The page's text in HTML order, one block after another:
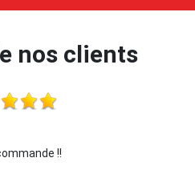
nos clients
entreprise les yeux fermés !!!